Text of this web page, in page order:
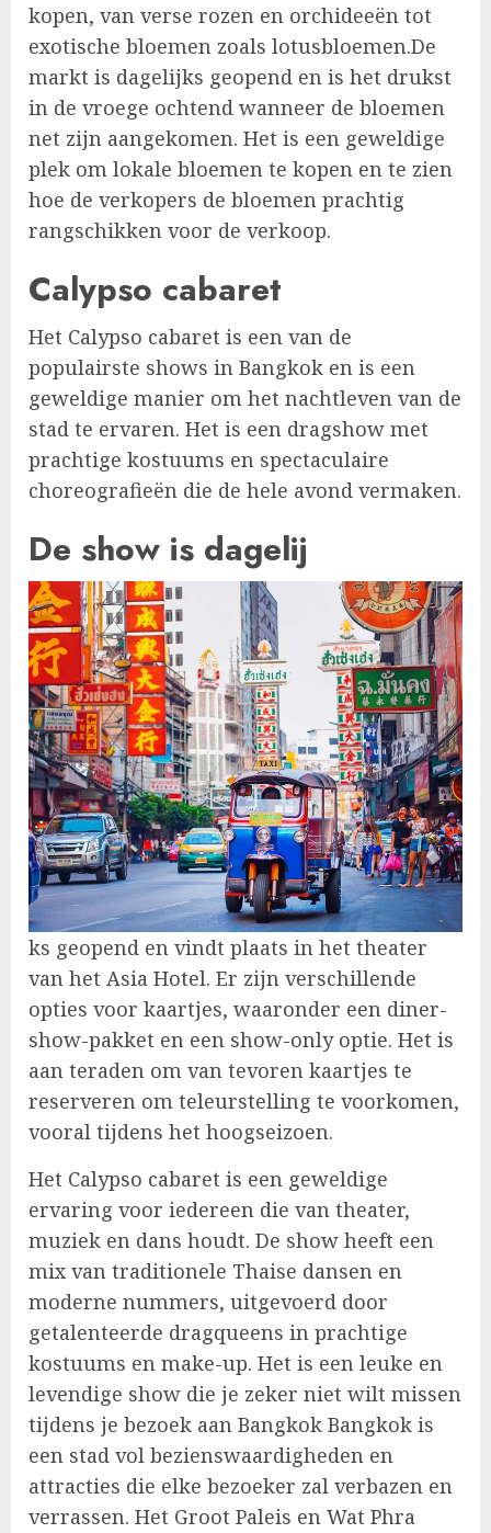
kopen, van verse rozen en orchideeën tot
exotische bloemen zoals lotusbloemen.De
markt is dagelijks geopend en is het drukst
in de vroege ochtend wanneer de bloemen
net zijn aangekomen. Het is een geweldige
plek om lokale bloemen te kopen en te zien
hoe de verkopers de bloemen prachtig
rangschikken voor de verkoop.
Calypso cabaret
Het Calypso cabaret is een van de
populairste shows in Bangkok en is een
geweldige manier om het nachtleven van de
stad te ervaren. Het is een dragshow met
prachtige kostuums en spectaculaire
choreografieën die de hele avond vermaken.
De show is dagelij
ks geopend en vindt plaats in het theater
van het Asia Hotel. Er zijn verschillende
opties voor kaartjes, waaronder een diner-
show-pakket en een show-only optie. Het is
aan teraden om van tevoren kaartjes te
reserveren om teleurstelling te voorkomen,
vooral tijdens het hoogseizoen.
Het Calypso cabaret is een geweldige
ervaring voor iedereen die van theater,
muziek en dans houdt. De show heeft een
mix van traditionele Thaise dansen en
moderne nummers, uitgevoerd door
getalenteerde dragqueens in prachtige
kostuums en make-up. Het is een leuke en
levendige show die je zeker niet wilt missen
tijdens je bezoek aan Bangkok Bangkok is
een stad vol bezienswaardigheden en
attracties die elke bezoeker zal verbazen en
verrassen. Het Groot Paleis en Wat Phra